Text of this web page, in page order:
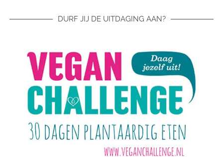
DURF JIJ DE UITDAGING AAN?